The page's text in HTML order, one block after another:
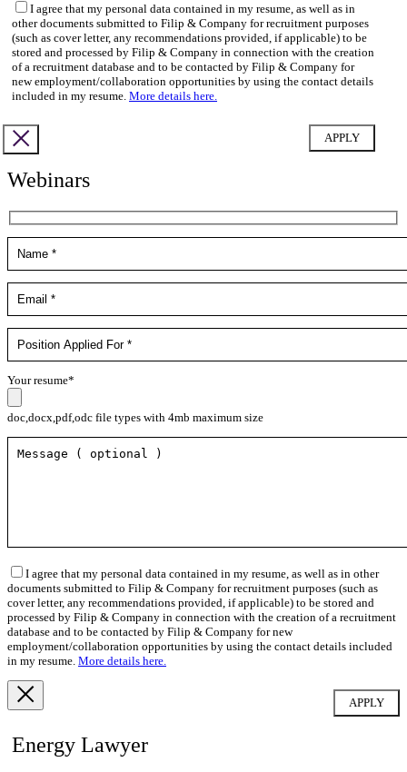
I agree that my personal data contained in my resume, as well as in
other documents submitted to Filip & Company for recruitment purposes
(such as cover letter, any recommendations provided, if applicable) to be
stored and processed by Filip & Company in connection with the creation
of a recruitment database and to be contacted by Filip & Company for
new employment/collaboration opportunities by using the contact details
included in my resume. More details here.
Webinars
Your resume*
doc,docx,pdf,odc file types with 4mb maximum size
I agree that my personal data contained in my resume, as well as in other
documents submitted to Filip & Company for recruitment purposes (such as
cover letter, any recommendations provided, if applicable) to be stored and
processed by Filip & Company in connection with the creation of a recruitment
database and to be contacted by Filip & Company for new
employment/collaboration opportunities by using the contact details included
in my resume. More details here.
Energy Lawyer